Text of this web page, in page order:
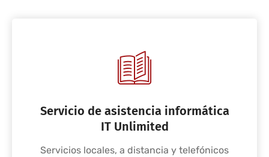
Servicio de asistencia informática
IT Unlimited
Servicios locales, a distancia y telefónicos